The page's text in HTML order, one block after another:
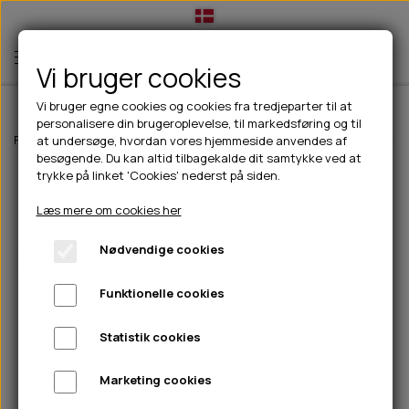
TIL HUND
💧FODER- VANDSKÅLE
CHICOPEE
GODBIDSTASKE
HALSBÅND
🦴 GODBIDDER & SNACKS
🍖 SMAGSVARIANTER
🎾 LEGETØJ
TÆNDER, ØRE, ØJE, POTER & NÆSE
🐾 UDSTYR & KOMFORT
TIL HUNDEEJER
DRIKKEFLASKER/TERMOFLASKER
HUER OG VANTER
PINEWOOD SALES
TIL KAT
TILBUD
NYHEDER
ABONNEMENT
Forside Til hunde Godbidder & Snacks Tyggeben Snack'it
Vi bruger cookies
Vi bruger egne cookies og cookies fra tredjeparter til at
personalisere din brugeroplevelse, til markedsføring og til
at undersøge, hvordan vores hjemmeside anvendes af
besøgende. Du kan altid tilbagekalde dit samtykke ved at
trykke på linket 'Cookies' nederst på siden.
Læs mere om cookies her
Nødvendige cookies
Funktionelle cookies
Statistik cookies
Marketing cookies